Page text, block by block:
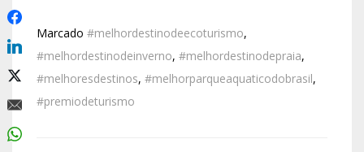
Marcado #melhordestinodeecoturismo,
#melhordestinodeinverno, #melhordestinodepraia,
#melhoresdestinos, #melhorparqueaquaticodobrasil,
#premiodeturismo